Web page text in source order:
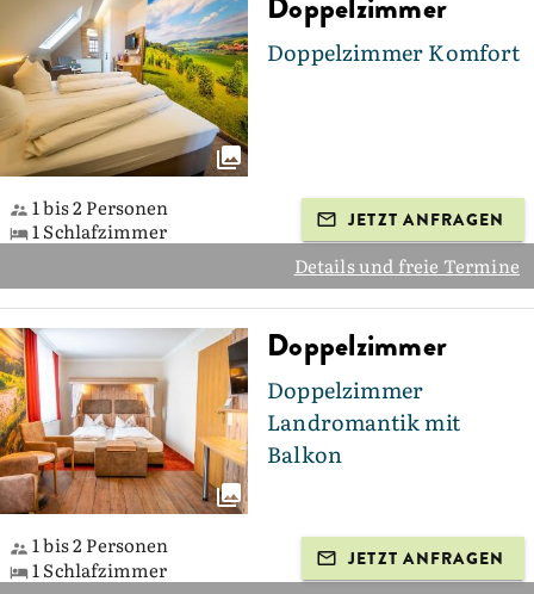
Doppelzimmer Komfort
1 bis 2 Personen
1 Schlafzimmer
JETZT ANFRAGEN
Details und freie Termine
Doppelzimmer
Doppelzimmer
Landromantik mit
Balkon
1 bis 2 Personen
1 Schlafzimmer
JETZT ANFRAGEN